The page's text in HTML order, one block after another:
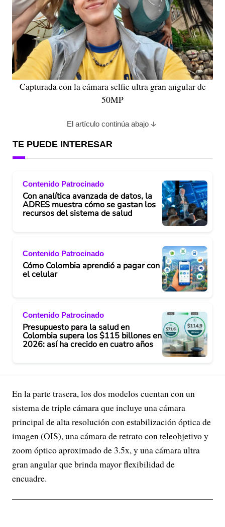
Capturada con la cámara selfie ultra gran angular de
50MP
El artículo continúa abajo
TE PUEDE INTERESAR
Contenido Patrocinado
Con analítica avanzada de datos, la
ADRES muestra cómo se gastan los
recursos del sistema de salud
Contenido Patrocinado
Cómo Colombia aprendió a pagar con
el celular
Contenido Patrocinado
Presupuesto para la salud en
Colombia supera los $115 billones en
2026: así ha crecido en cuatro años
En la parte trasera, los dos modelos cuentan con un
sistema de triple cámara que incluye una cámara
principal de alta resolución con estabilización óptica de
imagen (OIS), una cámara de retrato con teleobjetivo y
zoom óptico aproximado de 3.5x, y una cámara ultra
gran angular que brinda mayor flexibilidad de
encuadre.